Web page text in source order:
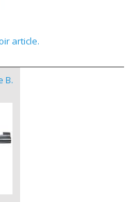
article.
B.